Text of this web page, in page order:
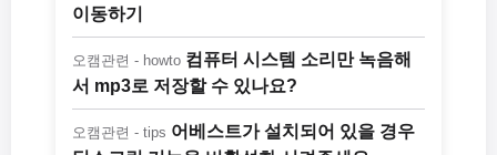
이동하기
오캠관련 - howto 컴퓨터 시스템 소리만 녹음해
서 mp3로 저장할 수 있나요?
오캠관련 - tips 어베스트가 설치되어 있을 경우